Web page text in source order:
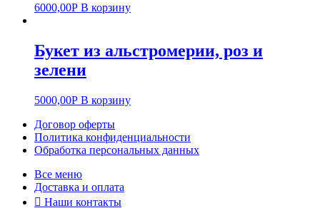
6000,00Р В корзину
Букет из альстромерии, роз и
зелени
5000,00Р В корзину
Договор оферты
Политика конфиденциальности
Обработка персональных данных
Все меню
Доставка и оплата
Наши контакты